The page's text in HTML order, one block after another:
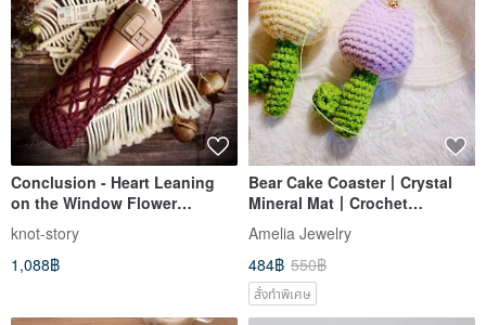
Conclusion - Heart Leaning
on the Window Flower
Portable Kettle/Cup Cover -
Burgundy
knot-story
1,088฿
Bear Cake Coaster丨Crystal
Mineral Mat丨Crochet
Textured Mineral Mat丨
Coaster丨Small Mats丨Small
Mat
Amelia Jewelry
484฿ 550฿
สั่งทำพิเศษ